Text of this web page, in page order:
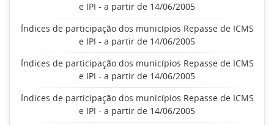
e IPI - a partir de 14/06/2005
Índices de participação dos municípios Repasse de ICMS
e IPI - a partir de 14/06/2005
Índices de participação dos municípios Repasse de ICMS
e IPI - a partir de 14/06/2005
Índices de participação dos municípios Repasse de ICMS
e IPI - a partir de 14/06/2005